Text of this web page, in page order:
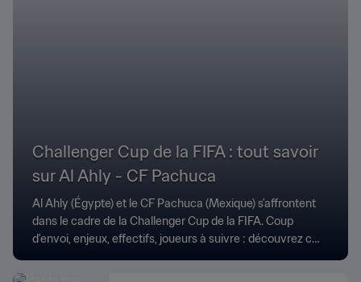
Challenger Cup de la FIFA : tout savoir
sur Al Ahly - CF Pachuca
Al Ahly (Égypte) et le CF Pachuca (Mexique) s'affrontent
dans le cadre de la Challenger Cup de la FIFA. Coup
d'envoi, enjeux, effectifs, joueurs à suivre : découvrez ce